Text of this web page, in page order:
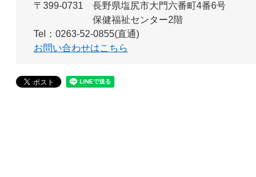
〒399-0731
長野県塩尻市大門六番町4番6号
保健福祉センター2階
Tel：0263-52-0855(直通)
お問い合わせはこちら